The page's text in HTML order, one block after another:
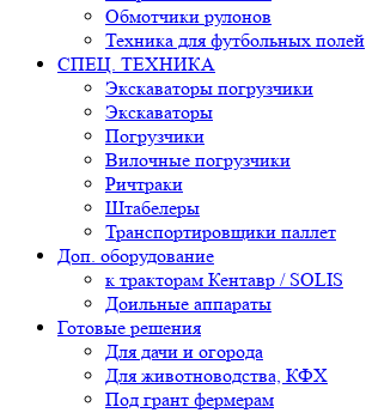
Обмотчики рулонов
Техника для футбольных полей
СПЕЦ. ТЕХНИКА
Экскаваторы погрузчики
Экскаваторы
Погрузчики
Вилочные погрузчики
Ричтраки
Штабелеры
Транспортировщики паллет
Доп. оборудование
к тракторам Кентавр / SOLIS
Доильные аппараты
Готовые решения
Для дачи и огорода
Для животноводства, КФХ
Под грант фермерам